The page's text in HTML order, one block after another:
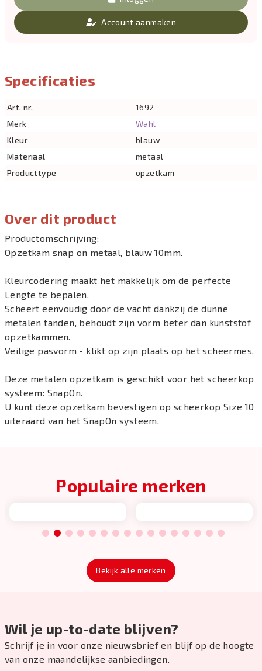
Account aanmaken
Over dit product
Productomschrijving:
Opzetkam snap on metaal, blauw 10mm.
Kleurcodering maakt het makkelijk om de perfecte
Lengte te bepalen.
Scheert eenvoudig door de vacht dankzij de dunne
metalen tanden, behoudt zijn vorm beter dan kunststof
opzetkammen.
Veilige pasvorm - klikt op zijn plaats op het scheermes.
Deze metalen opzetkam is geschikt voor het scheerkop
systeem: SnapOn.
U kunt deze opzetkam bevestigen op scheerkop Size 10
uiteraard van het SnapOn systeem.
Specificaties
Art. nr.
1692
Merk
Wahl
Kleur
blauw
Materiaal
metaal
Producttype
opzetkam
Populaire merken
1 2 3 4 5 6 7 8 9 10 11 12 13 14 15 16
Bekijk alle merken
Wil je up-to-date blijven?
Schrijf je in voor onze nieuwsbrief en blijf op de hoogte
van onze maandelijkse aanbiedingen.